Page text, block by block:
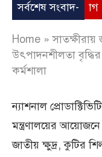
সর্বশেষ সংবাদ-
অভিযোগ
Home »
উৎপাদনশীলতা
কর্মশালা
ন্যাশনাল
মন্ত্রণালয়ের
জাতীয় ক্ষুদ্র, কুটির